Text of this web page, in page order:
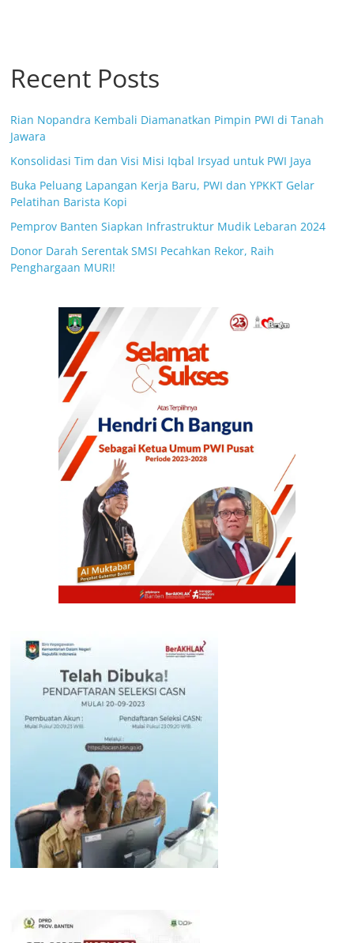
Recent Posts
Rian Nopandra Kembali Diamanatkan Pimpin PWI di Tanah
Jawara
Konsolidasi Tim dan Visi Misi Iqbal Irsyad untuk PWI Jaya
Buka Peluang Lapangan Kerja Baru, PWI dan YPKKT Gelar
Pelatihan Barista Kopi
Pemprov Banten Siapkan Infrastruktur Mudik Lebaran 2024
Donor Darah Serentak SMSI Pecahkan Rekor, Raih
Penghargaan MURI!